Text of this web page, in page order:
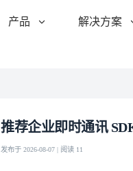
产品 解决方案
推荐企业即时通讯
发布于 2026-08-07 | 阅读 11